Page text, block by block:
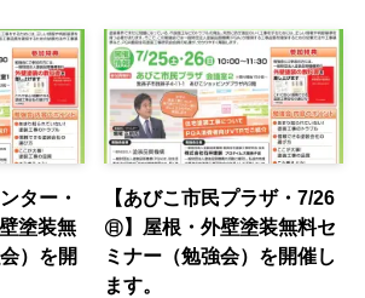
ター・
塗装無
）を開
【あびこ市民プラザ・7/26
㊐】屋根・外壁塗装無料セ
ミナー（勉強会）を開催し
ます。